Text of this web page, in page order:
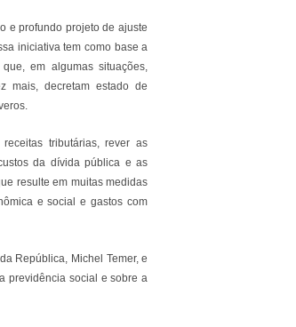
e profundo projeto de ajuste
iniciativa tem como base a
em algumas situações,
mais, decretam estado de
tributárias, rever as
da dívida pública e as
resulte em muitas medidas
e social e gastos com
República, Michel Temer, e
previdência social e sobre a